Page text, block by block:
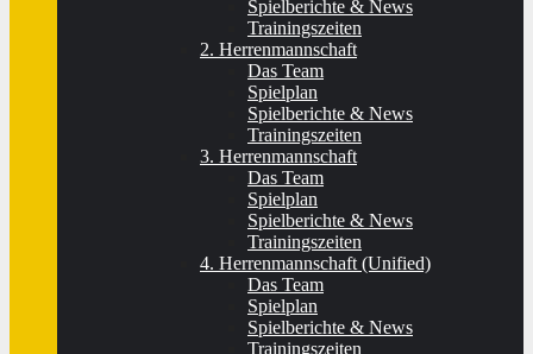
Spielberichte & News
Trainingszeiten
2. Herrenmannschaft
Das Team
Spielplan
Spielberichte & News
Trainingszeiten
3. Herrenmannschaft
Das Team
Spielplan
Spielberichte & News
Trainingszeiten
4. Herrenmannschaft (Unified)
Das Team
Spielplan
Spielberichte & News
Trainingszeiten